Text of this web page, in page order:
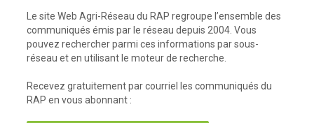
Le site Web Agri-Réseau du RAP regroupe l’ensemble des
communiqués émis par le réseau depuis 2004. Vous
pouvez rechercher parmi ces informations par sous-
réseau et en utilisant le moteur de recherche.
Recevez gratuitement par courriel les communiqués du
RAP en vous abonnant :